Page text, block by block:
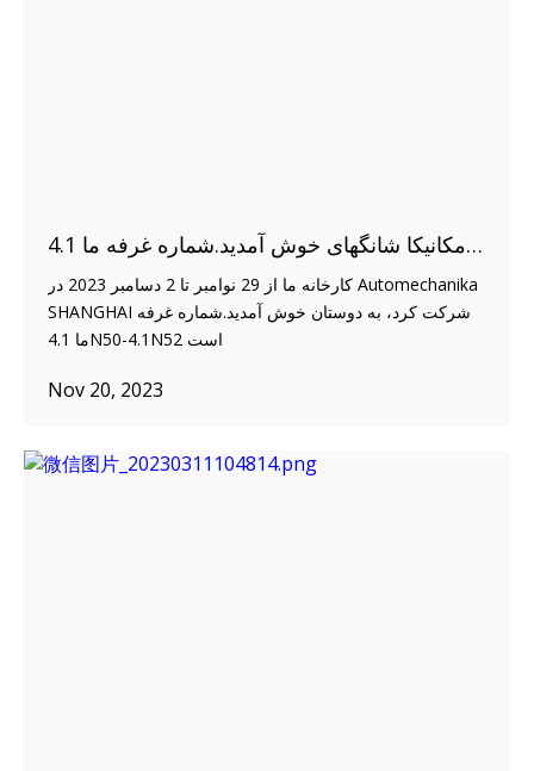
به اتومکانیکا شانگهای خوش آمدید.شماره غرفه ما 4.1N50-4.1N52 است
کارخانه ما از 29 نوامبر تا 2 دسامبر 2023 در Automechanika
SHANGHAI شرکت کرد، به دوستان خوش آمدید.شماره غرفه
ما 4.1N50-4.1N52 است
Nov 20, 2023